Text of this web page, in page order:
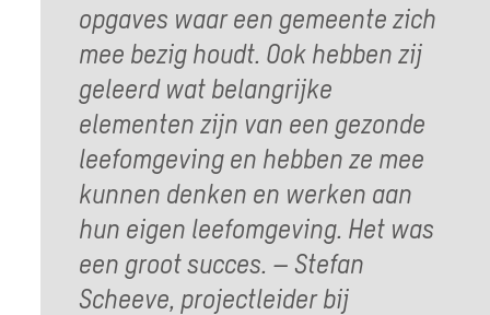
opgaves waar een gemeente zich
mee bezig houdt. Ook hebben zij
geleerd wat belangrijke
elementen zijn van een gezonde
leefomgeving en hebben ze mee
kunnen denken en werken aan
hun eigen leefomgeving. Het was
een groot succes. – Stefan
Scheeve, projectleider bij